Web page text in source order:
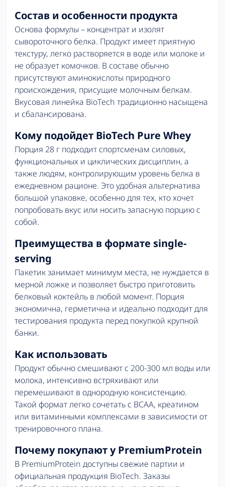
Состав и особенности продукта
Основа формулы – концентрат и изолят
сывороточного белка. Продукт имеет приятную
текстуру, легко растворяется в воде или молоке и
не образует комочков. В составе обычно
присутствуют аминокислоты природного
происхождения, присущие молочным белкам.
Вкусовая линейка BioTech традиционно насыщена
и сбалансирована.
Кому подойдет BioTech Pure Whey
Порция 28 г подходит спортсменам силовых,
функциональных и циклических дисциплин, а
также людям, контролирующим уровень белка в
ежедневном рационе. Это удобная альтернатива
большой упаковке, особенно для тех, кто хочет
попробовать вкус или носить запасную порцию с
собой.
Преимущества в формате single-
serving
Пакетик занимает минимум места, не нуждается в
мерной ложке и позволяет быстро приготовить
белковый коктейль в любой момент. Порция
экономична, герметична и идеально подходит для
тестирования продукта перед покупкой крупной
банки.
Как использовать
Продукт обычно смешивают с 200-300 мл воды или
молока, интенсивно встряхивают или
перемешивают в однородную консистенцию.
Такой формат легко сочетать с BCAA, креатином
или витаминными комплексами в зависимости от
тренировочного плана.
Почему покупают у PremiumProtein
В PremiumProtein доступны свежие партии и
официальная продукция BioTech. Заказы